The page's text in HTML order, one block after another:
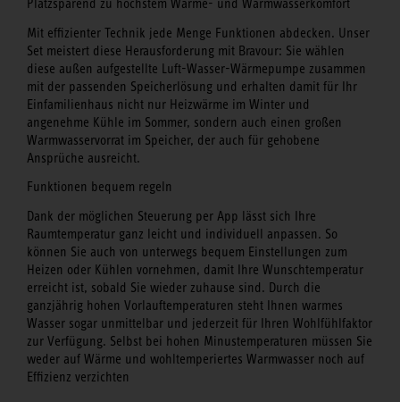
Platzsparend zu höchstem Wärme- und Warmwasserkomfort
Mit effizienter Technik jede Menge Funktionen abdecken. Unser
Set meistert diese Herausforderung mit Bravour: Sie wählen
diese außen aufgestellte Luft-Wasser-Wärmepumpe zusammen
mit der passenden Speicherlösung und erhalten damit für Ihr
Einfamilienhaus nicht nur Heizwärme im Winter und
angenehme Kühle im Sommer, sondern auch einen großen
Warmwasservorrat im Speicher, der auch für gehobene
Ansprüche ausreicht.
Funktionen bequem regeln
Dank der möglichen Steuerung per App lässt sich Ihre
Raumtemperatur ganz leicht und individuell anpassen. So
können Sie auch von unterwegs bequem Einstellungen zum
Heizen oder Kühlen vornehmen, damit Ihre Wunschtemperatur
erreicht ist, sobald Sie wieder zuhause sind. Durch die
ganzjährig hohen Vorlauftemperaturen steht Ihnen warmes
Wasser sogar unmittelbar und jederzeit für Ihren Wohlfühlfaktor
zur Verfügung. Selbst bei hohen Minustemperaturen müssen Sie
weder auf Wärme und wohltemperiertes Warmwasser noch auf
Effizienz verzichten